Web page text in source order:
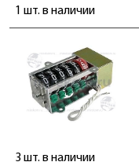
1 шт. в наличии
3 шт. в наличии